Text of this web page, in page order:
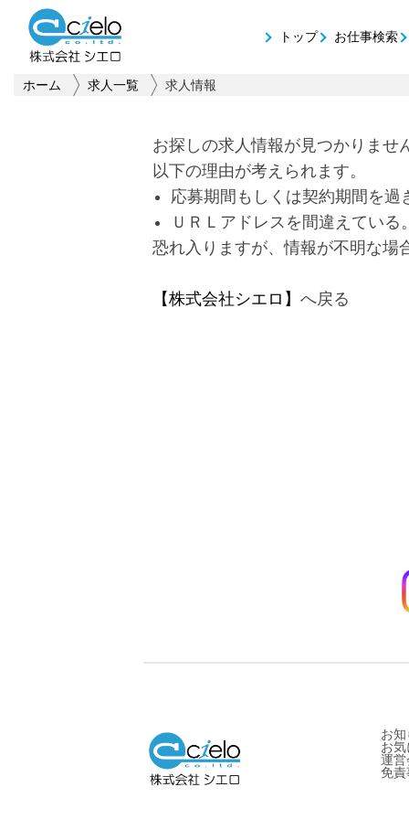
トップ お仕事検索
ホーム 求人一覧 求人情報
お探しの求人情報が見つかりませ
以下の理由が考えられます。
応募期間もしくは契約期間を過
ＵＲＬアドレスを間違えている
恐れ入りますが、情報が不明な場
【株式会社シエロ】 へ戻る
お
お
運
免